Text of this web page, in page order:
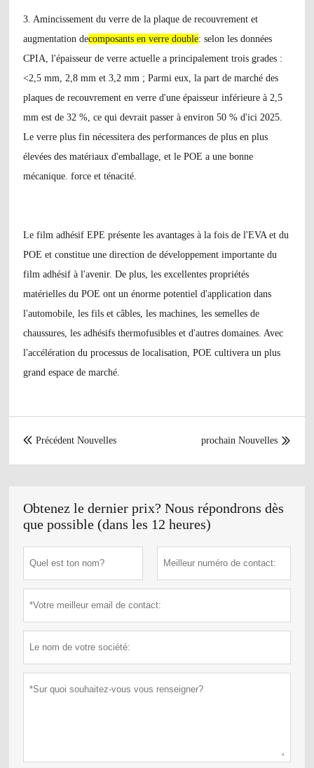
3. Amincissement du verre de la plaque de recouvrement et
augmentation decomposants en verre double: selon les données
CPIA, l'épaisseur de verre actuelle a principalement trois grades :
<2,5 mm, 2,8 mm et 3,2 mm ; Parmi eux, la part de marché des
plaques de recouvrement en verre d'une épaisseur inférieure à 2,5
mm est de 32 %, ce qui devrait passer à environ 50 % d'ici 2025.
Le verre plus fin nécessitera des performances de plus en plus
élevées des matériaux d'emballage, et le POE a une bonne
mécanique. force et ténacité.
Le film adhésif EPE présente les avantages à la fois de l'EVA et du
POE et constitue une direction de développement importante du
film adhésif à l'avenir. De plus, les excellentes propriétés
matérielles du POE ont un énorme potentiel d'application dans
l'automobile, les fils et câbles, les machines, les semelles de
chaussures, les adhésifs thermofusibles et d'autres domaines. Avec
l'accélération du processus de localisation, POE cultivera un plus
grand espace de marché.
 Précédent Nouvelles 
prochain Nouvelles
Obtenez le dernier prix? Nous répondrons dès
que possible (dans les 12 heures)